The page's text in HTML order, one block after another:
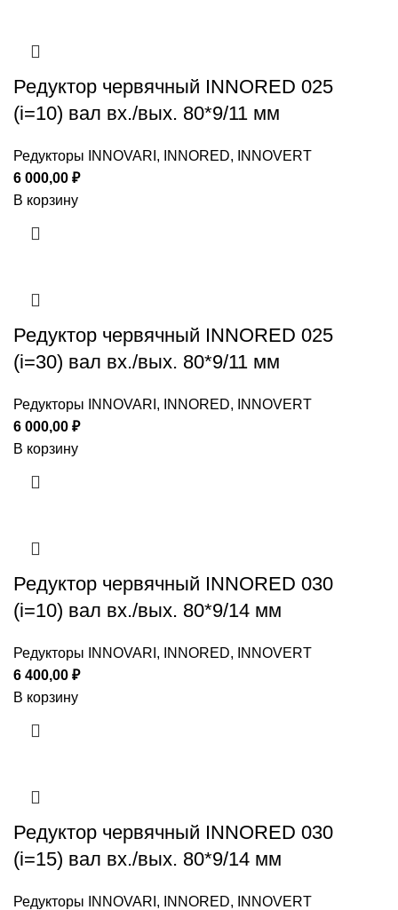
Редуктор червячный INNORED 025
(i=10) вал вх./вых. 80*9/11 мм
Редукторы INNOVARI, INNORED, INNOVERT
6 000,00 ₽
В корзину
Редуктор червячный INNORED 025
(i=30) вал вх./вых. 80*9/11 мм
Редукторы INNOVARI, INNORED, INNOVERT
6 000,00 ₽
В корзину
Редуктор червячный INNORED 030
(i=10) вал вх./вых. 80*9/14 мм
Редукторы INNOVARI, INNORED, INNOVERT
6 400,00 ₽
В корзину
Редуктор червячный INNORED 030
(i=15) вал вх./вых. 80*9/14 мм
Редукторы INNOVARI, INNORED, INNOVERT